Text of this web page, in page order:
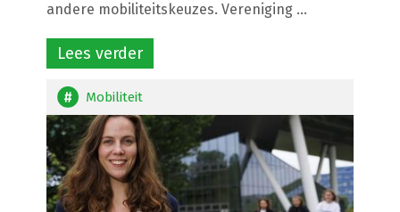
andere mobiliteitskeuzes. Vereniging ...
Lees verder
Mobiliteit